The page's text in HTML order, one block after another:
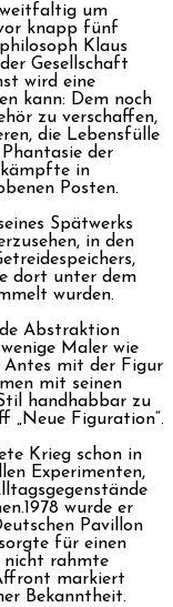
weitfaltig um
knapp fünf
Klaus
Gesellschaft
wird eine
kann: Dem noch
zu verschaffen,
die Lebensfülle
der
kämpfte in
Posten.
Spätwerks
in den
dort unter dem
wurden.
Abstraktion
Maler wie
Antes mit der Figur
mit seinen
handhabbar zu
„Neue Figuration“.
Krieg schon in
Experimenten,
wurde er
Pavillon
für einen
nicht rahmte
markiert
Bekanntheit.